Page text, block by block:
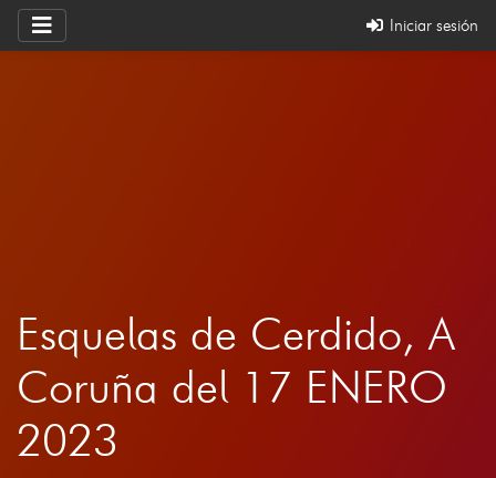
Iniciar sesión
Esquelas de Cerdido, A
Coruña del 17 ENERO
2023